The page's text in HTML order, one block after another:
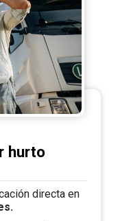
hurto
directa en